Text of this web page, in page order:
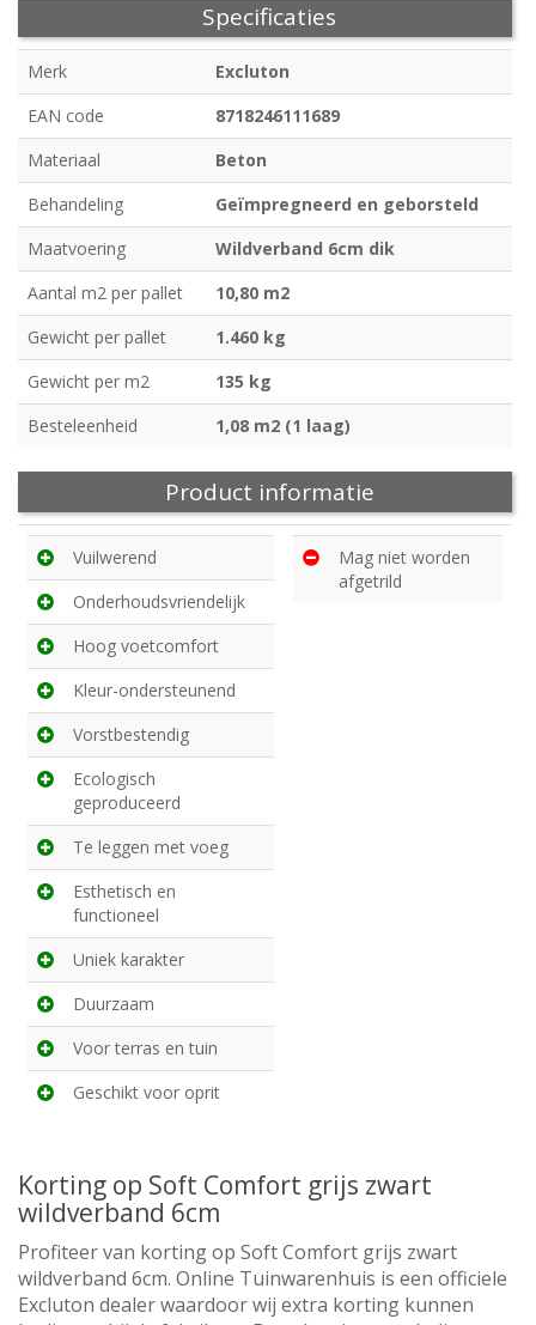
Specificaties
Merk
Excluton
EAN code
8718246111689
Materiaal
Beton
Behandeling
Geïmpregneerd en geborsteld
Maatvoering
Wildverband 6cm dik
Aantal m2 per pallet
10,80 m2
Gewicht per pallet
1.460 kg
Gewicht per m2
135 kg
Besteleenheid
1,08 m2 (1 laag)
Product informatie
Vuilwerend
Onderhoudsvriendelijk
Hoog voetcomfort
Kleur-ondersteunend
Vorstbestendig
Ecologisch
geproduceerd
Te leggen met voeg
Esthetisch en
functioneel
Uniek karakter
Duurzaam
Voor terras en tuin
Geschikt voor oprit
Mag niet worden
afgetrild
Korting op Soft Comfort grijs zwart
wildverband 6cm
Profiteer van korting op Soft Comfort grijs zwart
wildverband 6cm. Online Tuinwarenhuis is een officiele
Excluton dealer waardoor wij extra korting kunnen